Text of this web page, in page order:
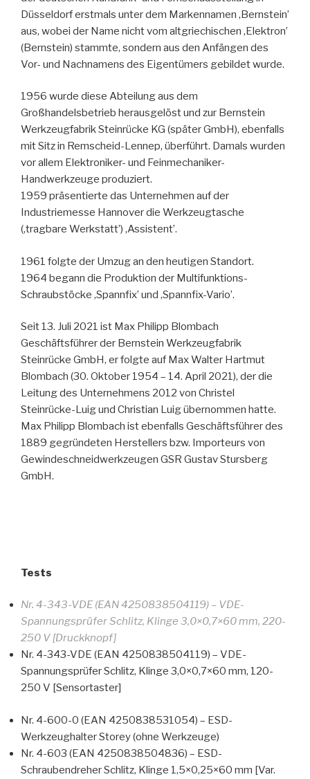
Düsseldorf erstmals unter dem Markennamen ‚Bernstein’
aus, wobei der Name nicht vom altgriechischen ‚Elektron’
(Bernstein) stammte, sondern aus den Anfängen des
Vor- und Nachnamens des Eigentümers gebildet wurde.
1956 wurde diese Abteilung aus dem
Großhandelsbetrieb herausgelöst und zur Bernstein
Werkzeugfabrik Steinrücke KG (später GmbH), ebenfalls
mit Sitz in Remscheid-Lennep, überführt. Damals wurden
vor allem Elektroniker- und Feinmechaniker-
Handwerkzeuge produziert.
1959 präsentierte das Unternehmen auf der
Industriemesse Hannover die Werkzeugtasche
(‚tragbare Werkstatt’) ‚Assistent’.
1961 folgte der Umzug an den heutigen Standort.
1964 begann die Produktion der Multifunktions-
Schraubstöcke ‚Spannfix’ und ‚Spannfix-Vario’.
Seit 13. Juli 2021 ist Max Philipp Blombach
Geschäftsführer der Bernstein Werkzeugfabrik
Steinrücke GmbH, er folgte auf Max Walter Hartmut
Blombach (30. Oktober 1954 – 14. April 2021), der die
Leitung des Unternehmens 2012 von Christel
Steinrücke-Luig und Christian Luig übernommen hatte.
Max Philipp Blombach ist ebenfalls Geschäftsführer des
1889 gegründeten Herstellers bzw. Importeurs von
Gewindeschneidwerkzeugen GSR Gustav Stursberg
GmbH.
Tests
Nr. 4-343-VDE (EAN 4250838504119) – VDE-
Spannungsprüfer Schlitz, Klinge 3,0×0,7×60 mm, 220-
250 V [Druckknopf]
Nr. 4-343-VDE (EAN 4250838504119) – VDE-
Spannungsprüfer Schlitz, Klinge 3,0×0,7×60 mm, 120-
250 V [Sensortaster]
Nr. 4-600-0 (EAN 4250838531054) – ESD-
Werkzeughalter Storey (ohne Werkzeuge)
Nr. 4-603 (EAN 4250838504836) – ESD-
Schraubendreher Schlitz, Klinge 1,5×0,25×60 mm [Var.